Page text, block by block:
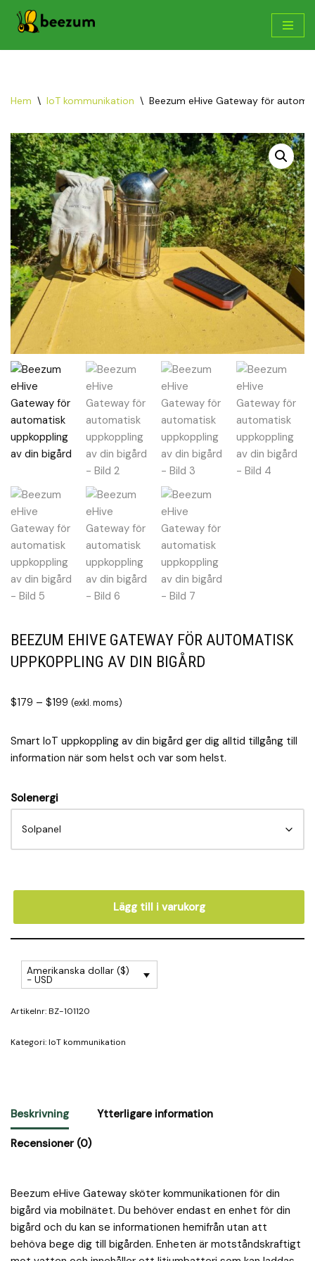
Hem \ IoT kommunikation \ Beezum eHive Gateway för
BEEZUM EHIVE GATEWAY FÖR AUTOMATISK
UPPKOPPLING AV DIN BIGÅRD
$179 – $199 (exkl. moms)
Smart IoT uppkoppling av din bigård ger dig alltid tillgång till
information när som helst och var som helst.
Solenergi
Lägg till i varukorg
Amerikanska dollar ($)
- USD
Artikelnr:BZ-101120
Kategori:IoT kommunikation
Beskrivning Ytterligare information
Recensioner (0)
Beezum eHive Gateway sköter kommunikationen för din
bigård via mobilnätet. Du behöver endast en enhet för din
bigård och du kan se informationen hemifrån utan att
behöva bege dig till bigården. Enheten är motståndskraftigt